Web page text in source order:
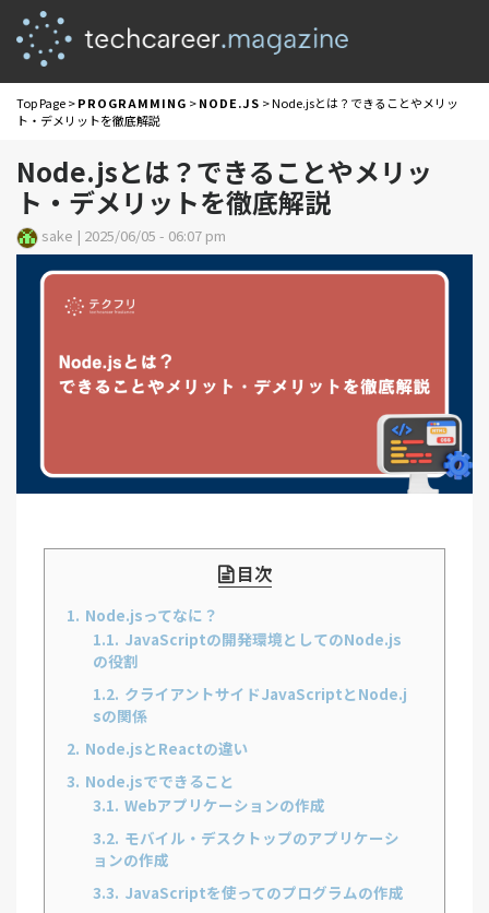
Top Page>PROGRAMMING >NODE.JS > Node.jsとは？できることやメリッ
ト・デメリットを徹底解説
Node.jsとは？できることやメリッ
ト・デメリットを徹底解説
sake | 2025/06/05 - 06:07 pm
目次
1. Node.jsってなに？
1.1. JavaScriptの開発環境としてのNode.js
の役割
1.2. クライアントサイドJavaScriptとNode.j
sの関係
2. Node.jsとReactの違い
3. Node.jsでできること
3.1. Webアプリケーションの作成
3.2. モバイル・デスクトップのアプリケーシ
ョンの作成
3.3. JavaScriptを使ってのプログラムの作成